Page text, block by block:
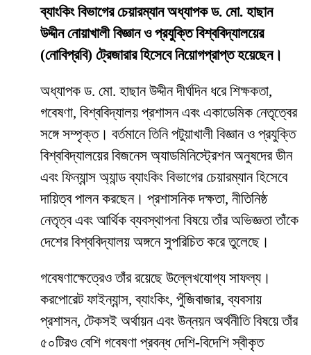
ব্যাংকিং বিভাগের চেয়ারম্যান অধ্যাপক ড. মো. হাছান
উদ্দীন নোয়াখালী বিজ্ঞান ও প্রযুক্তি বিশ্ববিদ্যালয়ের
(নোবিপ্রবি) ট্রেজারার হিসেবে নিয়োগপ্রাপ্ত হয়েছেন।
অধ্যাপক ড. মো. হাছান উদ্দীন দীর্ঘদিন ধরে শিক্ষকতা,
গবেষণা, বিশ্ববিদ্যালয় প্রশাসন এবং একাডেমিক নেতৃত্বের
সঙ্গে সম্পৃক্ত। বর্তমানে তিনি পটুয়াখালী বিজ্ঞান ও প্রযুক্তি
বিশ্ববিদ্যালয়ের বিজনেস অ্যাডমিনিস্ট্রেশন অনুষদের ডীন
এবং ফিন্যান্স অ্যান্ড ব্যাংকিং বিভাগের চেয়ারম্যান হিসেবে
দায়িত্ব পালন করছেন। প্রশাসনিক দক্ষতা, নীতিনিষ্ঠ
নেতৃত্ব এবং আর্থিক ব্যবস্থাপনা বিষয়ে তাঁর অভিজ্ঞতা তাঁকে
দেশের বিশ্ববিদ্যালয় অঙ্গনে সুপরিচিত করে তুলেছে।
গবেষণাক্ষেত্রেও তাঁর রয়েছে উল্লেখযোগ্য সাফল্য।
করপোরেট ফাইন্যান্স, ব্যাংকিং, পুঁজিবাজার, ব্যবসায়
প্রশাসন, টেকসই অর্থায়ন এবং উন্নয়ন অর্থনীতি বিষয়ে তাঁর
৫০টিরও বেশি গবেষণা প্রবন্ধ দেশি-বিদেশি স্বীকৃত